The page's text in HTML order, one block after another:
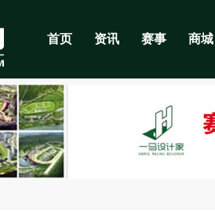
首页 资讯 赛事 商城